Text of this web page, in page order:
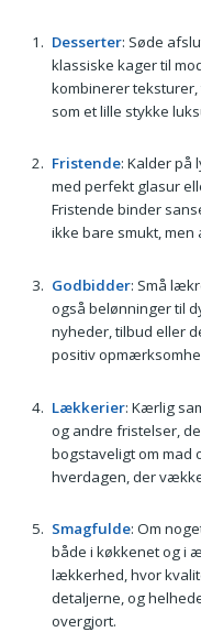
Desserter: Søde
klassiske kager til
kombinerer
som et lille stykke
Fristende: Kalder på
med perfekt glasur
Fristende binder
ikke bare smukt,
Godbidder: Små
også belønninger til
nyheder, tilbud eller
positiv
Lækkerier: Kærlig
og andre fristelser,
bogstaveligt om mad
hverdagen, der
Smagfulde: Om
både i køkkenet og i
lækkerhed, hvor
detaljerne, og
overgjort.